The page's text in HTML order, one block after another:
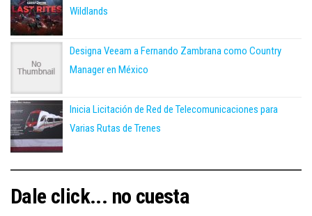
Wildlands
Designa Veeam a Fernando Zambrana como Country
Manager en México
Inicia Licitación de Red de Telecomunicaciones para
Varias Rutas de Trenes
Dale click... no cuesta